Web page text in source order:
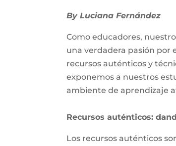
By Luciana Fernández
Como educadores,
una verdadera pasión por
recursos auténticos y
exponemos a nuestros
ambiente de aprendizaje
Recursos auténticos: d
Los recursos auténticos